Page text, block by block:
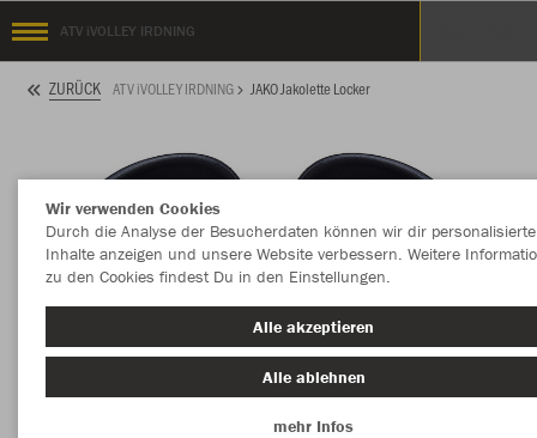
ATV iVOLLEY IRDNING
ZURÜCK ATV iVOLLEY IRDNING JAKO Jakolette Locker
Wir verwenden Cookies
Durch die Analyse der Besucherdaten können wir dir personalisierte
Inhalte anzeigen und unsere Website verbessern. Weitere
zu den Cookies findest Du in den Einstellungen.
Alle akzeptieren
Alle ablehnen
mehr Infos